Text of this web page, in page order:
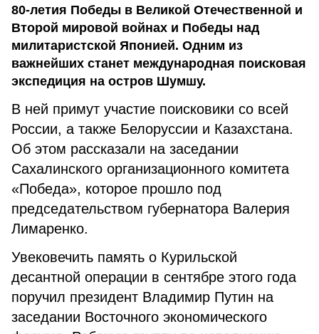
80-летия Победы в Великой Отечественной и
Второй мировой войнах и Победы над
милитаристской Японией. Одним из
важнейших станет международная поисковая
экспедиция на остров Шумшу.
В ней примут участие поисковики со всей
России, а также Белоруссии и Казахстана.
Об этом рассказали на заседании
Сахалинского организационного комитета
«Победа», которое прошло под
председательством губернатора Валерия
Лимаренко.
Увековечить память о Курильской
десантной операции в сентябре этого года
поручил президент Владимир Путин на
заседании Восточного экономического